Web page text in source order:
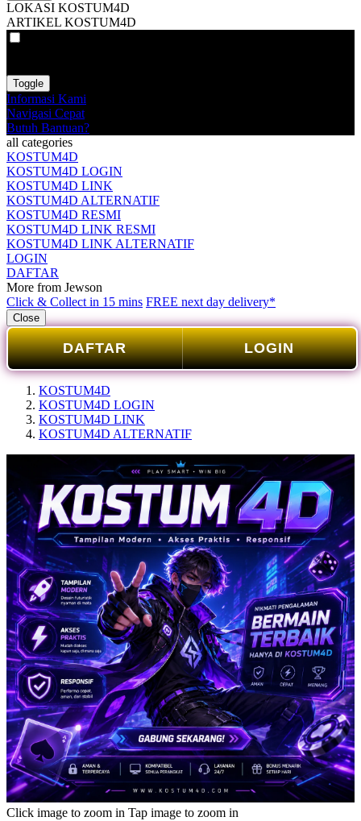
LOKASI KOSTUM4D
ARTIKEL KOSTUM4D
Toggle
Informasi Kami
Navigasi Cepat
Butuh Bantuan?
all categories
KOSTUM4D
KOSTUM4D LOGIN
KOSTUM4D LINK
KOSTUM4D ALTERNATIF
KOSTUM4D RESMI
KOSTUM4D LINK RESMI
KOSTUM4D LINK ALTERNATIF
LOGIN
DAFTAR
More from Jewson
Click & Collect in 15 mins FREE next day delivery*
Close
DAFTAR LOGIN
KOSTUM4D
KOSTUM4D LOGIN
KOSTUM4D LINK
KOSTUM4D ALTERNATIF
Click image to zoom in Tap image to zoom in